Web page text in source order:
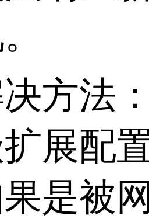
法：
展配
是被